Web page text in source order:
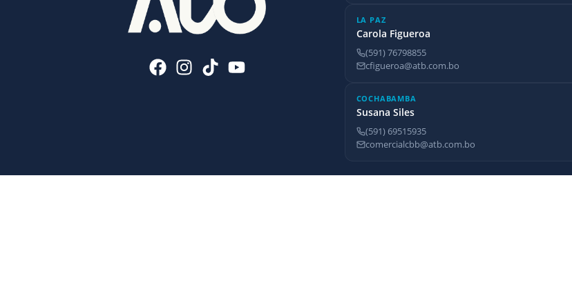
LA PAZ
Carola Figueroa
(591) 76798855
cfigueroa@atb.com.bo
COCHABAMBA
Susana Siles
(591) 69515935
comercialcbb@atb.com.bo